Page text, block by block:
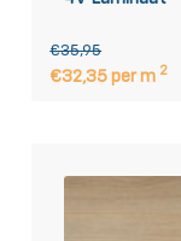
€35,95
€32,35 per m 2